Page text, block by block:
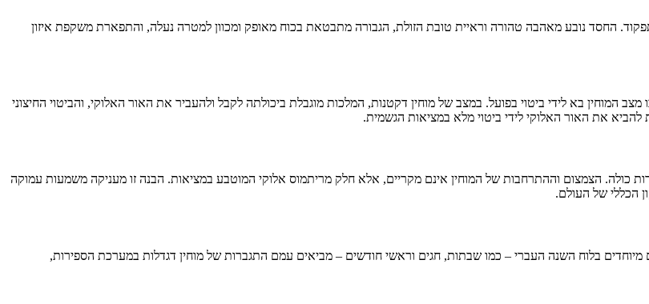
החסד נובע מאהבה טהורה וראיית טובת הזולת, הגבורה מתבטאת בכוח מאופק ומכוון למטרה נעלה, והתפארת משקפת איזון
בא לידי ביטוי בפועל. במצב של מוחין דקטנות, המלכות מוגבלת ביכולתה לקבל ולהעביר את האור האלוקי, והביטוי החיצוני
את האור האלוקי לידי ביטוי מלא במציאות הגשמית.
כולה. הצמצום וההתרחבות של המוחין אינם מקריים, אלא חלק מריתמוס אלוקי המוטבע במציאות. הבנה זו מעניקה משמעות עמוקה
הכללי של העולם.
בלוח השנה העברי – כמו שבתות, חגים וראשי חודשים – מביאים עמם התגברות של מוחין דגדלות במערכת הספירות,